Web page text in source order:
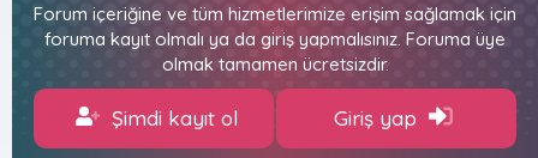
Forum içeriğine ve tüm hizmetlerimize erişim sağlamak için
foruma kayıt olmalı ya da giriş yapmalısınız. Foruma üye
olmak tamamen ücretsizdir.
Şimdi kayıt ol Giriş yap